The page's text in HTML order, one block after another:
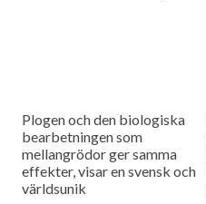
Plogen och den biologiska
bearbetningen som
mellangrödor ger samma
effekter, visar en svensk och
världsunik